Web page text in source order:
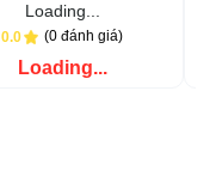
Loading...
0.0 (0 đánh giá)
Loading...